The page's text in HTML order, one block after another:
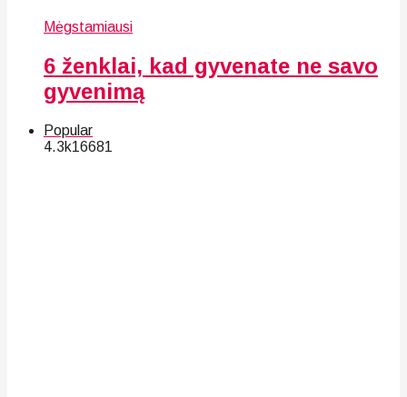
Mėgstamiausi
6 ženklai, kad gyvenate ne savo
gyvenimą
Popular
4.3k16681